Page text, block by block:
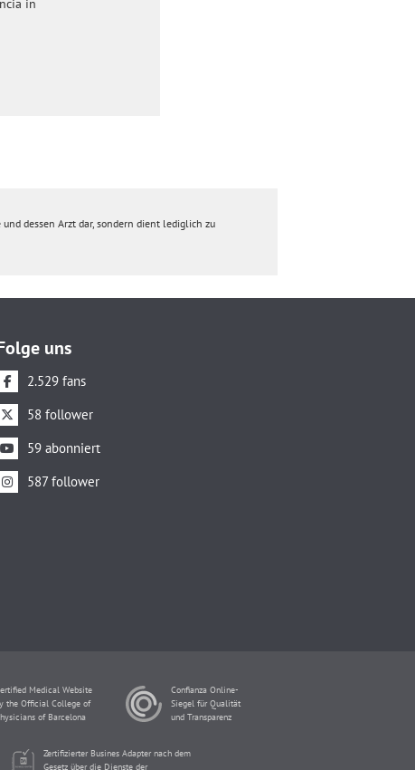
in
dessen Arzt dar, sondern dient lediglich zu
uns
2.529 fans
58 follower
59 abonniert
587 follower
Medical Website
the Official College of
of Barcelona
Confianza Online-
Siegel für Qualität
und Transparenz
Zertifizierter Busines Adapter nach dem
Gesetz über die Dienste der